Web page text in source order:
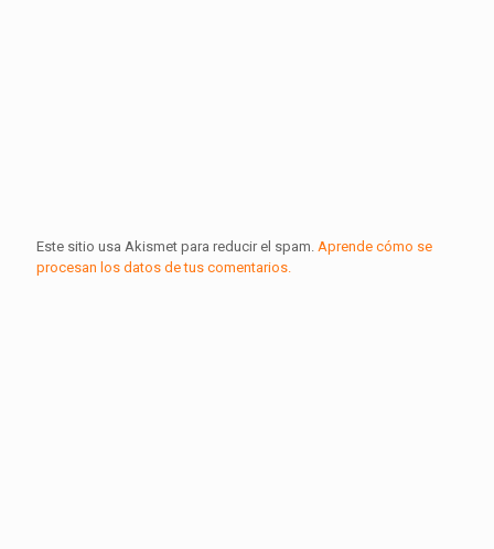
Este sitio usa Akismet para reducir el spam. Aprende cómo se
procesan los datos de tus comentarios.